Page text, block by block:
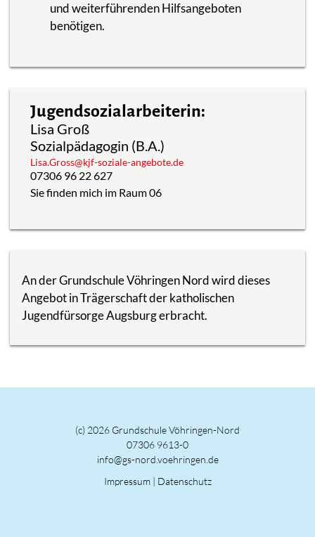
und weiterführenden Hilfsangeboten
benötigen.
Jugendsozialarbeiterin:
Lisa Groß
Sozialpädagogin (B.A.)
Lisa.Gross@kjf-soziale-angebote.de
07306 96 22 627
Sie finden mich im Raum 06
An der Grundschule Vöhringen Nord wird dieses
Angebot in Trägerschaft der katholischen
Jugendfürsorge Augsburg erbracht.
(c) 2026 Grundschule Vöhringen-Nord
07306 9613-0
info@gs-nord.voehringen.de
Impressum| Datenschutz